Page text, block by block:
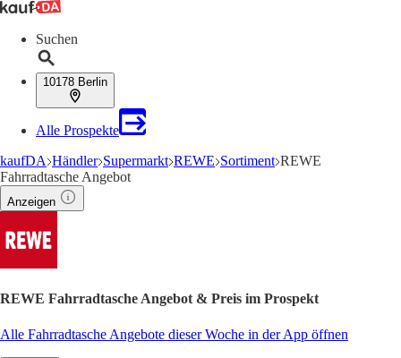
Suchen
10178 Berlin
Alle Prospekte
kaufDA Händler Supermarkt REWE Sortiment REWE
Fahrradtasche Angebot
Anzeigen
REWE Fahrradtasche Angebot & Preis im Prospekt
Alle Fahrradtasche Angebote dieser Woche in der App öffnen